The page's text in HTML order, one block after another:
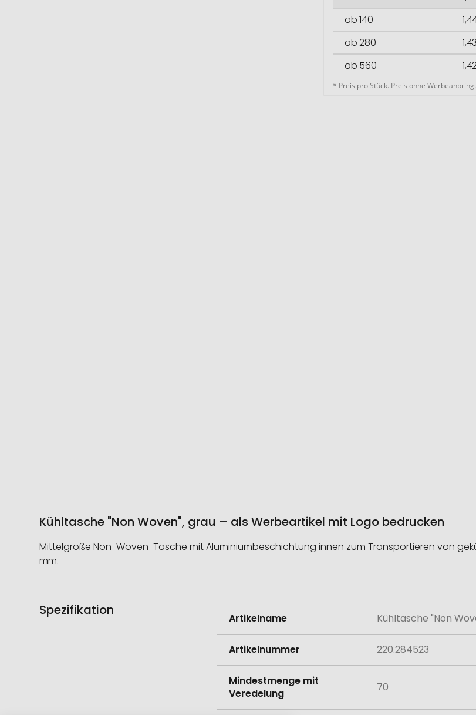
ab 140
ab 280
ab 560
* Preis pro Stück. Preis ohne
Kühltasche "Non Woven", grau – als Werbeartikel mit Logo bedrucken
Mittelgroße Non-Woven-Tasche mit Aluminiumbeschichtung innen zum Transportieren von
mm.
Spezifikation
Informationen
Artikelname Kühltasche "Non
Artikelnummer 220.284523
Mindestmenge mit
Veredelung
70